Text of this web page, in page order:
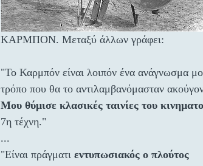
ΚΑΡΜΠΟΝ. Μεταξύ άλλων γράφει:
"Το Καρμπόν είναι λοιπόν ένα ανάγνωσμα
τρόπο που θα το αντιλαμβανόμασταν
Μου θύμισε κλασικές ταινίες του
7η τέχνη."
...
"Είναι πράγματι εντυπωσιακός ο πλούτος